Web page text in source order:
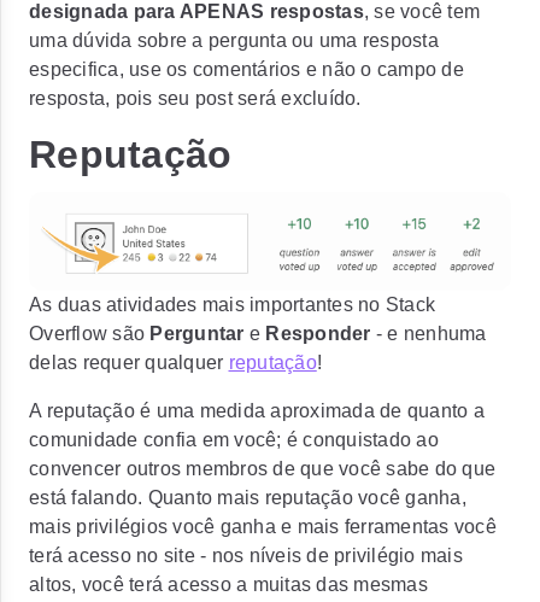
designada para APENAS respostas, se você tem
uma dúvida sobre a pergunta ou uma resposta
especifica, use os comentários e não o campo de
resposta, pois seu post será excluído.
Reputação
As duas atividades mais importantes no Stack
Overflow são Perguntar e Responder - e nenhuma
delas requer qualquer reputação!
A reputação é uma medida aproximada de quanto a
comunidade confia em você; é conquistado ao
convencer outros membros de que você sabe do que
está falando. Quanto mais reputação você ganha,
mais privilégios você ganha e mais ferramentas você
terá acesso no site - nos níveis de privilégio mais
altos, você terá acesso a muitas das mesmas